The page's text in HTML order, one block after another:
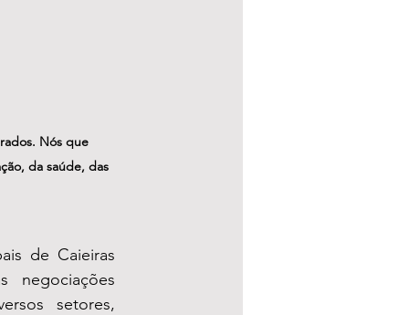
Nós que
da saúde, das
de Caieiras
negociações
setores,